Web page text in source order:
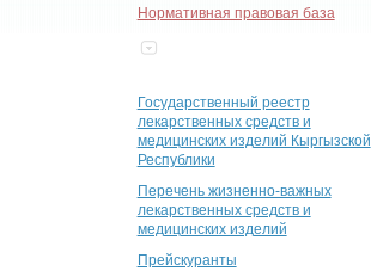
Нормативная правовая база
Государственный реестр
лекарственных средств и
медицинских изделий Кыргызской
Республики
Перечень жизненно-важных
лекарственных средств и
медицинских изделий
Прейскуранты